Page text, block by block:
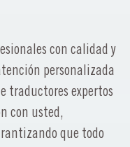
con calidad y
personalizada
traductores expertos
con usted,
que todo